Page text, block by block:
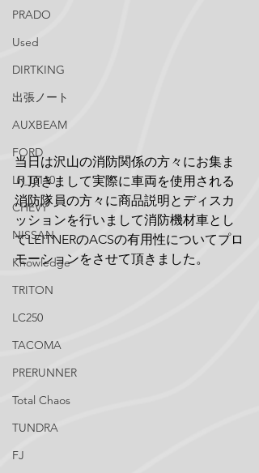
PRADO
Used
DIRTKING
出張ノート
AUXBEAM
FORD
LR_D110
CHEVY
NISSAN
Knowledge
TRITON
LC250
TACOMA
PRERUNNER
Total Chaos
TUNDRA
FJ
当日は沢山の消防関係の方々にお集ま
り頂きまして実際に車両を使用される
消防隊員の方々に商品説明とディスカ
ッションを行いまして消防機材車とし
てLEITNERのACSの有用性についてプロ
モーションをさせて頂きました。